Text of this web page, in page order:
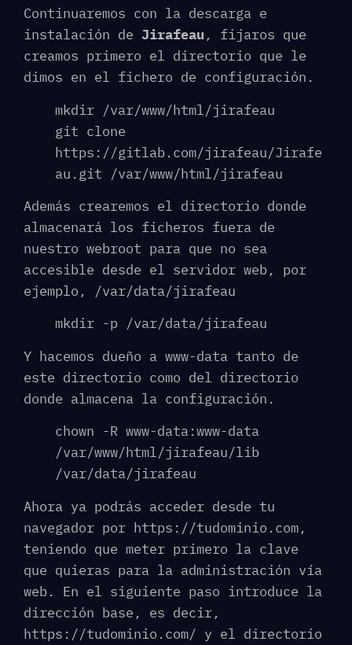
Continuaremos con la descarga e
instalación de Jirafeau , fijaros que
creamos primero el directorio que le
dimos en el fichero de configuración.
mkdir /var/www/html/jirafeau
git clone
https://gitlab.com/jirafeau/Jirafe
au.git /var/www/html/jirafeau
Además crearemos el directorio donde
almacenará los ficheros fuera de
nuestro webroot para que no sea
accesible desde el servidor web, por
ejemplo, /var/data/jirafeau
mkdir -p /var/data/jirafeau
Y hacemos dueño a www-data tanto de
este directorio como del directorio
donde almacena la configuración.
chown -R www-data:www-data
/var/www/html/jirafeau/lib
/var/data/jirafeau
Ahora ya podrás acceder desde tu
navegador por https://tudominio.com,
teniendo que meter primero la clave
que quieras para la administración vía
web. En el siguiente paso introduce la
dirección base, es decir,
https://tudominio.com/ y el directorio